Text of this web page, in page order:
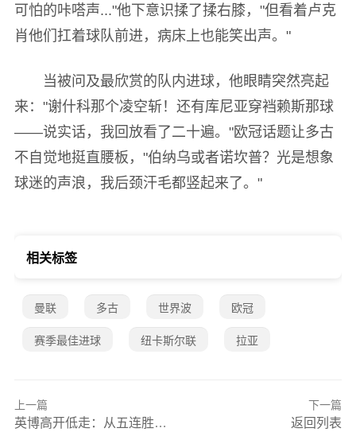
可怕的咔嗒声..."他下意识揉了揉右膝，"但看着卢克
肖他们扛着球队前进，病床上也能笑出声。"
当被问及最欣赏的队内进球，他眼睛突然亮起
来："谢什科那个凌空斩！还有库尼亚穿裆赖斯那球
——说实话，我回放看了二十遍。"欧冠话题让多古
不自觉地挺直腰板，"伯纳乌或者诺坎普？光是想象
球迷的声浪，我后颈汗毛都竖起来了。"
相关标签
曼联 多古 世界波 欧冠
赛季最佳进球 纽卡斯尔联 拉亚
上一篇
英博高开低走：从五连胜到五轮狂丢12球，防线警报拉响
下一篇
返回列表